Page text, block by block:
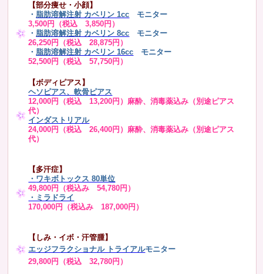
【部分痩せ・小顔】
・ 脂肪溶解注射 カベリン 1cc モニター
3,500円（税込 3,850円）
・ 脂肪溶解注射 カベリン 8cc モニター
26,250円（税込 28,875円）
・ 脂肪溶解注射 カベリン 16cc
モニター
52,500円（税込 57,750円）
【ボディピアス】
ヘソピアス、軟骨ピアス
12,000円（税込 13,200円）麻酔、消毒薬込み（別途ピアス
代）
インダストリアル
24,000円（税込 26,400円）麻酔、消毒薬込み（別途ピアス
代）
【多汗症】
・ ワキボトックス 80単位
49,800円（税込み 54,780円）
・ミラドライ
170,000円（税込み 187,000円）
【しみ・イボ・汗管腫】
エッジフラクショナル トライアルモニター
29,800円（税込 32,780円）